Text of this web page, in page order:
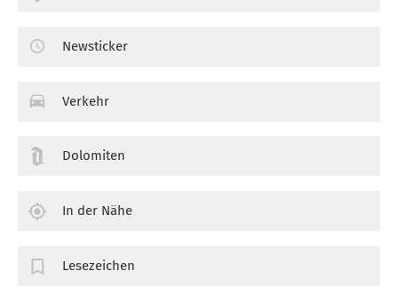
Newsticker
Verkehr
Dolomiten
In der Nähe
Lesezeichen